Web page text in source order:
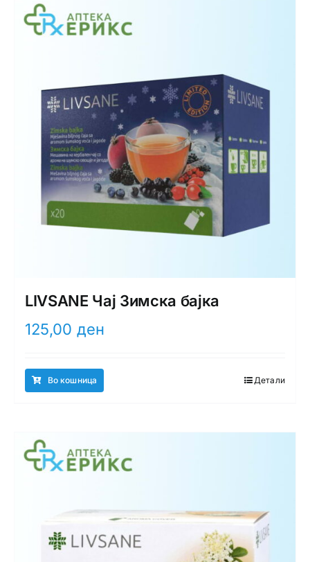
LIVSANE Чај Зимска бајка
125,00 ден
Во кошница Детали